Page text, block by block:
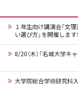
１年生向け講演会「文
い選び方」を開催します！
8/20（木）「名城大学キ
大学院総合学術研究科